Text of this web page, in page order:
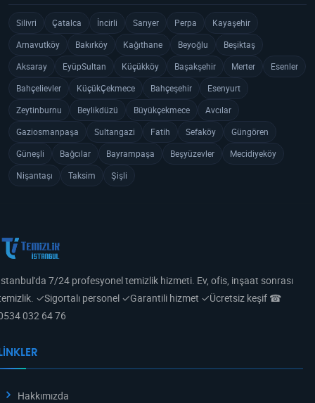
Silivri Çatalca İncirli Sarıyer Perpa
Kayaşehir
Arnavutköy
Bakırköy Kağıthane Beyoğlu
Beşiktaş
Aksaray
EyüpSultan Küçükköy Başakşehir Merter
Esenler
Bahçelievler
KüçükÇekmece Bahçeşehir
Esenyurt
Zeytinburnu
Beylikdüzü Büyükçekmece
Avcılar
Gaziosmanpaşa
Sultangazi Fatih Sefaköy
Güngören
Güneşli
Bağcılar Bayrampaşa Beşyüzevler
Mecidiyeköy
Nişantaşı
Taksim Şişli
7/24 profesyonel temizlik hizmeti. Ev, ofis, inşaat sonrası
✓Sigortalı personel ✓Garantili hizmet ✓Ücretsiz keşif ☎
032 64 76
Hakkımızda